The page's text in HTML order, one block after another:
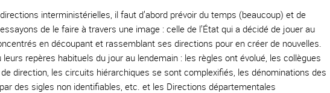
interministérielles, il faut d’abord prévoir du temps (beaucoup) et de
de le faire à travers une image : celle de l’État qui a décidé de jouer au
en découpant et rassemblant ses directions pour en créer de nouvelles.
leurs repères habituels du jour au lendemain : les règles ont évolué, les collègues
direction, les circuits hiérarchiques se sont complexifiés, les dénominations des
des sigles non identifiables, etc. et les Directions départementales